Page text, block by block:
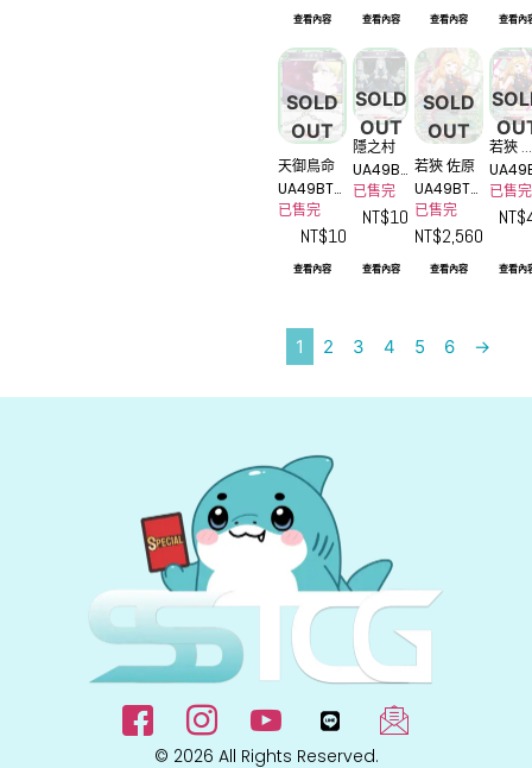
查看內容 查看內容 查看內容 查看內
SOLD
OUT
天御鳥命
UA49BT_
MSS-1-0
76U
已售完
NT$10
查看內容
SOLD
OUT
隱之村
UA49BT
_MSS-1
-075U
已售完
NT$10
查看內容
SOLD
OUT
若狹 佐原
UA49BT_
MSS-1-0
74_2SR★
已售完
NT$2,560
查看內容
若狹
原
-
已售完
NT$
查看內
1 2 3 4 5 6 →
© 2026 All Rights Reserved.